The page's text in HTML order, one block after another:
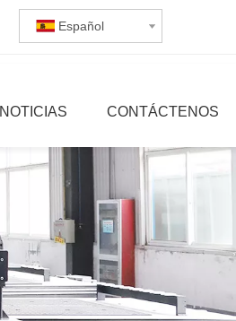
Español
NOTICIAS CONTÁCTENOS